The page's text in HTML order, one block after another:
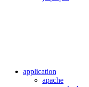
application
apache